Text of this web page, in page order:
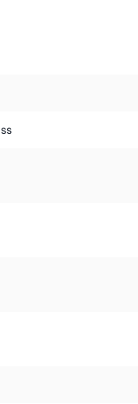
auf einen Blick.